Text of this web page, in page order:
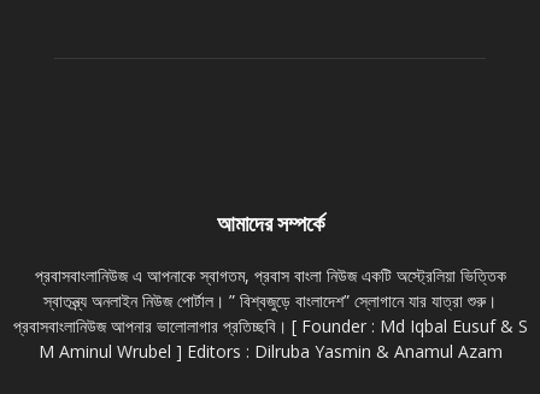
আমাদের সম্পর্কে
প্রবাসবাংলানিউজ এ আপনাকে স্বাগতম, প্রবাস বাংলা নিউজ একটি অস্ট্রেলিয়া ভিত্তিক
স্বাতন্ত্র্য অনলাইন নিউজ পোর্টাল। ” বিশ্বজুড়ে বাংলাদেশ” স্লোগানে যার যাত্রা শুরু।
প্রবাসবাংলানিউজ আপনার ভালোলাগার প্রতিচ্ছবি। [ Founder : Md Iqbal Eusuf & S
M Aminul Wrubel ] Editors : Dilruba Yasmin & Anamul Azam